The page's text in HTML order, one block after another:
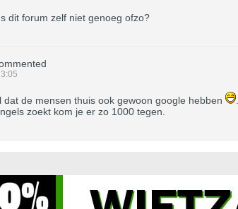
dit forum zelf niet genoeg ofzo?
dat de mensen thuis ook gewoon google hebben
zoekt kom je er zo 1000 tegen.